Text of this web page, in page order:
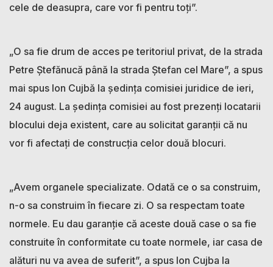
cele de deasupra, care vor fi pentru toți”.
„O sa fie drum de acces pe teritoriul privat, de la strada
Petre Ștefănucă până la strada Ștefan cel Mare”, a spus
mai spus Ion Cujbă la ședința comisiei juridice de ieri,
24 august. La ședința comisiei au fost prezenți locatarii
blocului deja existent, care au solicitat garanții că nu
vor fi afectați de construcția celor două blocuri.
„Avem organele specializate. Odată ce o sa construim,
n-o sa construim în fiecare zi. O sa respectam toate
normele. Eu dau garanție că aceste două case o sa fie
construite în conformitate cu toate normele, iar casa de
alături nu va avea de suferit”, a spus Ion Cujba la